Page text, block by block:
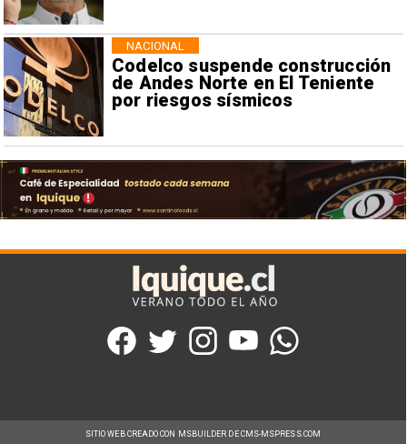
Codelco suspende construcción
de Andes Norte en El Teniente
por riesgos sísmicos
NACIONAL
SITIO WEB CREADO CON MSBUILDER DE CMS-MSPRESS.COM